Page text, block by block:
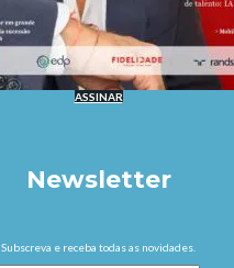
ASSINAR
Newsletter
Subscreva e receba todas as novidades.